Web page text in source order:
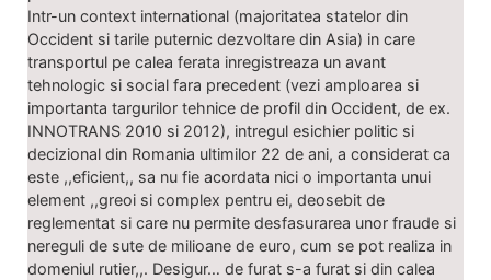
Intr-un context international (majoritatea statelor din
Occident si tarile puternic dezvoltare din Asia) in care
transportul pe calea ferata inregistreaza un avant
tehnologic si social fara precedent (vezi amploarea si
importanta targurilor tehnice de profil din Occident, de ex.
INNOTRANS 2010 si 2012), intregul esichier politic si
decizional din Romania ultimilor 22 de ani, a considerat ca
este ,,eficient,, sa nu fie acordata nici o importanta unui
element ,,greoi si complex pentru ei, deosebit de
reglementat si care nu permite desfasurarea unor fraude si
nereguli de sute de milioane de euro, cum se pot realiza in
domeniul rutier,,. Desigur… de furat s-a furat si din calea